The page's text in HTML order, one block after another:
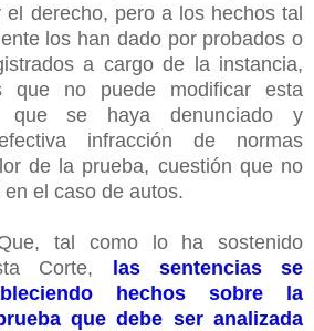
derecho, pero a los hechos tal
los han dado por probados o
a cargo de la instancia,
que no puede modificar esta
que se haya denunciado y
infracción de normas
de la prueba, cuestión que no
el caso de autos.
tal como lo ha sostenido
Corte, las sentencias se
hechos sobre la
que debe ser analizada